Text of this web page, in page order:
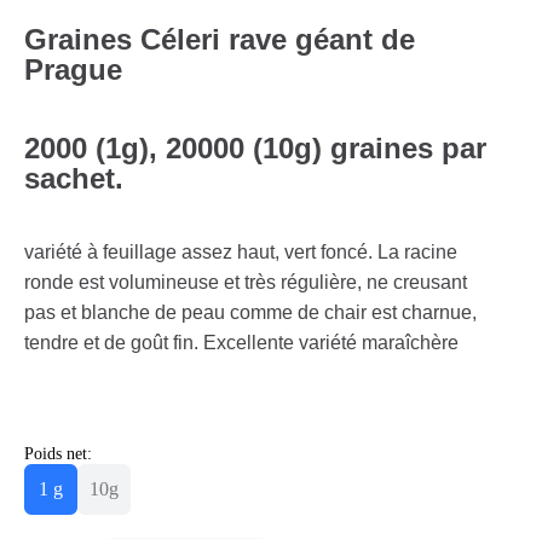
Graines Céleri rave géant de
Prague
2000 (1g), 20000 (10g) graines par
sachet.
variété à feuillage assez haut, vert foncé. La racine
ronde est volumineuse et très régulière, ne creusant
pas et blanche de peau comme de chair est charnue,
tendre et de goût fin. Excellente variété maraîchère
Poids net:
1 g 10g